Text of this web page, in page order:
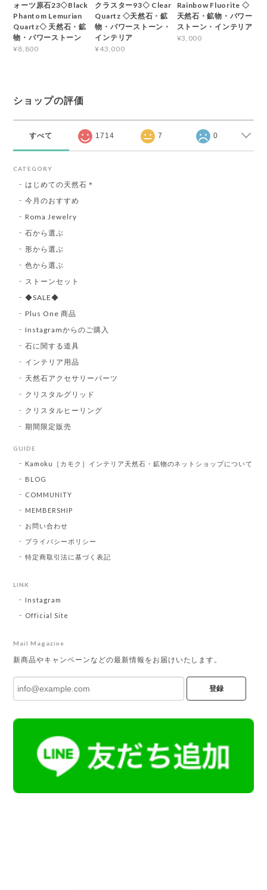
ォーツ原石23◇Black
Phantom Lemurian
Quartz◇ 天然石・鉱
物・パワーストーン
¥8,800
クラスター93◇ Clear
Quartz ◇天然石・鉱
物・パワーストーン・
インテリア
¥43,000
Rainbow Fluorite ◇
天然石・鉱物・パワー
ストーン・インテリア
¥3,000
ショップの評価
すべて 1714 7 0
CATEGORY
はじめての天然石＊
今月のおすすめ
Roma Jewelry
石から選ぶ
形から選ぶ
色から選ぶ
ストーンセット
◆SALE◆
Plus One 商品
Instagramからのご購入
石に関する道具
インテリア用品
天然石アクセサリーパーツ
クリスタルグリッド
クリスタルヒーリング
期間限定販売
GUIDE
Kamoku［カモク］インテリア天然石・鉱物のネットショップについて
BLOG
COMMUNITY
MEMBERSHIP
お問い合わせ
プライバシーポリシー
特定商取引法に基づく表記
LINK
Instagram
Official Site
Mail Magazine
新商品やキャンペーンなどの最新情報をお届けいたします。
登録